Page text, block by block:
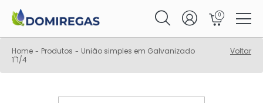
0
Home - Produtos - União simples em Galvanizado
1"1/4
Voltar